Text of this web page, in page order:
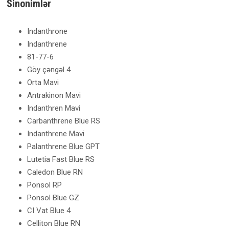
Sinonimlər
Indanthrone
Indanthrene
81-77-6
Göy çəngəl 4
Orta Mavi
Antrakinon Mavi
Indanthren Mavi
Carbanthrene Blue RS
Indanthrene Mavi
Palanthrene Blue GPT
Lutetia Fast Blue RS
Caledon Blue RN
Ponsol RP
Ponsol Blue GZ
CI Vat Blue 4
Celliton Blue RN